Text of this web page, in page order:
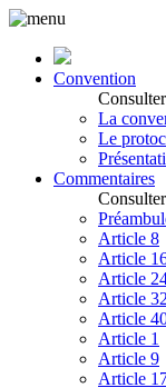
Convention
La
Le
Commentaires
Article 8
Article
Article
Article 32
Article
Article 1
Article 9
Article